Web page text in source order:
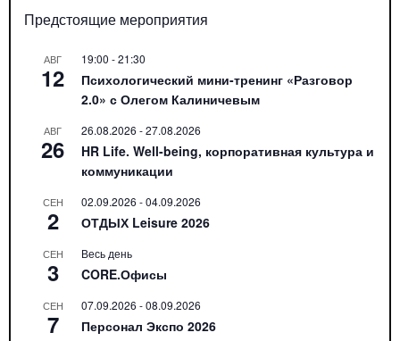
Предстоящие мероприятия
АВГ
12
19:00 -21:30
Психологический мини-тренинг «Разговор
2.0» с Олегом Калиничевым
АВГ
26
26.08.2026 -27.08.2026
HR Life. Well-being, корпоративная культура и
коммуникации
СЕН
2
02.09.2026 -04.09.2026
ОТДЫХ Leisure 2026
СЕН
3
Весь день
CORE.Офисы
СЕН
7
07.09.2026 -08.09.2026
Персонал Экспо 2026